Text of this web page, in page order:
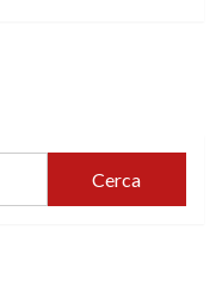
Cerca